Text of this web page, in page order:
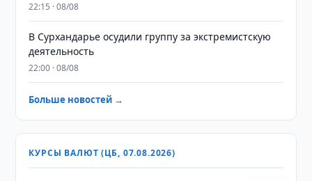
22:15 · 08/08
В Сурхандарье осудили группу за экстремистскую
деятельность
22:00 · 08/08
Больше новостей →
КУРСЫ ВАЛЮТ (ЦБ, 07.08.2026)